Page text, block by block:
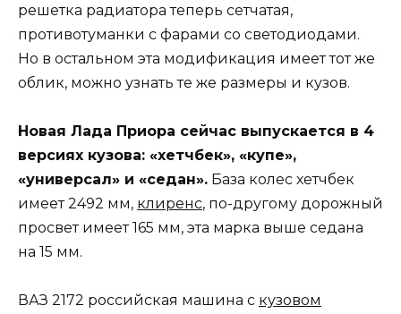
решетка радиатора теперь сетчатая,
противотуманки с фарами со светодиодами.
Но в остальном эта модификация имеет тот же
облик, можно узнать те же размеры и кузов.
Новая Лада Приора сейчас выпускается в 4
версиях кузова: «хетчбек», «купе»,
«универсал» и «седан». База колес хетчбек
имеет 2492 мм, клиренс, по-другому дорожный
просвет имеет 165 мм, эта марка выше седана
на 15 мм.
ВАЗ 2172 российская машина с кузовом